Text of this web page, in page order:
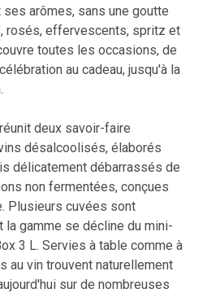
arômes, sans une goutte
rosés, effervescents, spritz et
toutes les occasions, de
au cadeau, jusqu'à la
deux savoir-faire
désalcoolisés, élaborés
délicatement débarrassés de
non fermentées, conçues
Plusieurs cuvées sont
la gamme se décline du mini-
3 L. Servies à table comme à
au vin trouvent naturellement
sur de nombreuses